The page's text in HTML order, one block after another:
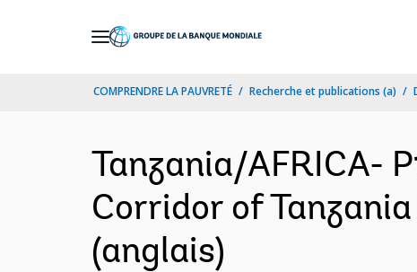
COMPRENDRE LA PAUVRETÉ Recherche et publications (a)
Tanzania/AFRICA-
Corridor of
(anglais)